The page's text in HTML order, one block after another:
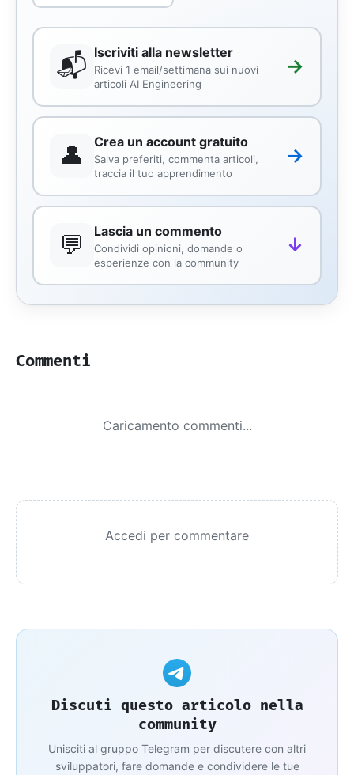
📬 Iscriviti alla newsletter
Ricevi 1 email/settimana sui nuovi
articoli AI Engineering
→
👤 Crea un account gratuito
Salva preferiti, commenta articoli,
traccia il tuo apprendimento
→
💬 Lascia un commento
Condividi opinioni, domande o
esperienze con la community
↓
Commenti
Caricamento commenti...
Accedi per commentare
Discuti questo articolo nella
community
Unisciti al gruppo Telegram per discutere con altri
sviluppatori, fare domande e condividere le tue